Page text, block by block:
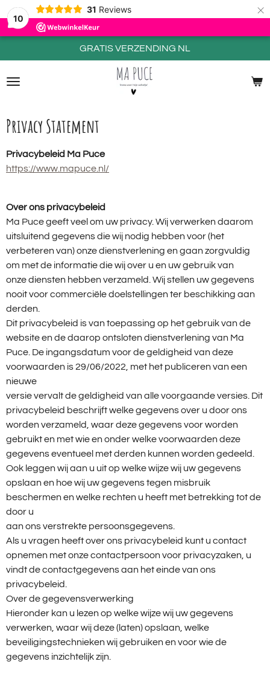
10
31 Reviews ×
GRATIS VERZENDING NL
Privacy Statement
Privacybeleid Ma Puce
https://www.mapuce.nl/
Over ons privacybeleid
Ma Puce geeft veel om uw privacy. Wij verwerken daarom
uitsluitend gegevens die wij nodig hebben voor (het
verbeteren van) onze dienstverlening en gaan zorgvuldig
om met de informatie die wij over u en uw gebruik van
onze diensten hebben verzameld. Wij stellen uw gegevens
nooit voor commerciële doelstellingen ter beschikking aan
derden.
Dit privacybeleid is van toepassing op het gebruik van de
website en de daarop ontsloten dienstverlening van Ma
Puce. De ingangsdatum voor de geldigheid van deze
voorwaarden is 29/06/2022, met het publiceren van een
nieuwe
versie vervalt de geldigheid van alle voorgaande versies. Dit
privacybeleid beschrijft welke gegevens over u door ons
worden verzameld, waar deze gegevens voor worden
gebruikt en met wie en onder welke voorwaarden deze
gegevens eventueel met derden kunnen worden gedeeld.
Ook leggen wij aan u uit op welke wijze wij uw gegevens
opslaan en hoe wij uw gegevens tegen misbruik
beschermen en welke rechten u heeft met betrekking tot de
door u
aan ons verstrekte persoonsgegevens.
Als u vragen heeft over ons privacybeleid kunt u contact
opnemen met onze contactpersoon voor privacyzaken, u
vindt de contactgegevens aan het einde van ons
privacybeleid.
Over de gegevensverwerking
Hieronder kan u lezen op welke wijze wij uw gegevens
verwerken, waar wij deze (laten) opslaan, welke
beveiligingstechnieken wij gebruiken en voor wie de
gegevens inzichtelijk zijn.